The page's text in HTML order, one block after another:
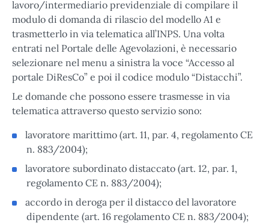
lavoro/intermediario previdenziale di compilare il
modulo di domanda di rilascio del modello A1 e
trasmetterlo in via telematica all’INPS. Una volta
entrati nel Portale delle Agevolazioni, è necessario
selezionare nel menu a sinistra la voce “Accesso al
portale DiResCo” e poi il codice modulo “Distacchi”.
Le domande che possono essere trasmesse in via
telematica attraverso questo servizio sono:
lavoratore marittimo (art. 11, par. 4, regolamento CE
n. 883/2004);
lavoratore subordinato distaccato (art. 12, par. 1,
regolamento CE n. 883/2004);
accordo in deroga per il distacco del lavoratore
dipendente (art. 16 regolamento CE n. 883/2004);